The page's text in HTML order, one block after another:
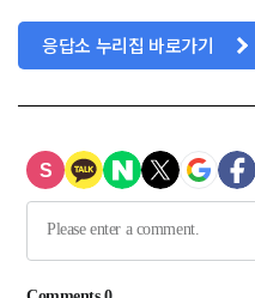
응답소 누리집 바로가기